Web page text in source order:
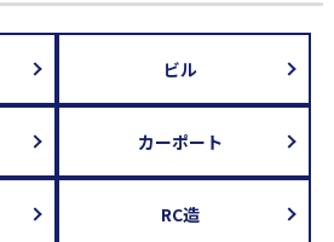
ビル
カーポート
RC造